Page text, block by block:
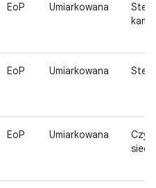
EoP Umiarkowana
EoP Umiarkowana
EoP Umiarkowana